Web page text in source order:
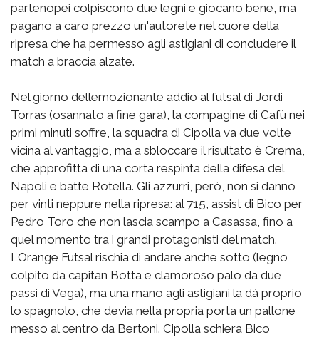
partenopei colpiscono due legni e giocano bene, ma
pagano a caro prezzo un'autorete nel cuore della
ripresa che ha permesso agli astigiani di concludere il
match a braccia alzate.
Nel giorno dellemozionante addio al futsal di Jordi
Torras (osannato a fine gara), la compagine di Cafù nei
primi minuti soffre, la squadra di Cipolla va due volte
vicina al vantaggio, ma a sbloccare il risultato è Crema,
che approfitta di una corta respinta della difesa del
Napoli e batte Rotella. Gli azzurri, però, non si danno
per vinti neppure nella ripresa: al 715, assist di Bico per
Pedro Toro che non lascia scampo a Casassa, fino a
quel momento tra i grandi protagonisti del match.
LOrange Futsal rischia di andare anche sotto (legno
colpito da capitan Botta e clamoroso palo da due
passi di Vega), ma una mano agli astigiani la dà proprio
lo spagnolo, che devia nella propria porta un pallone
messo al centro da Bertoni. Cipolla schiera Bico